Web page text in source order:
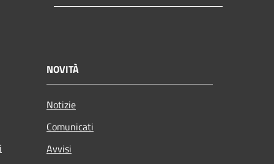
NOVITÀ
Notizie
Comunicati
Avvisi